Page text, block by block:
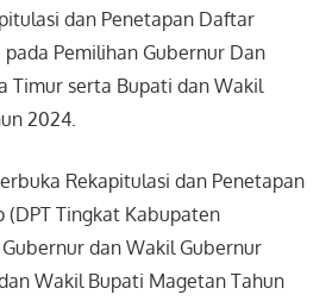
dan Penetapan Daftar
pada Pemilihan Gubernur Dan
Timur serta Bupati dan Wakil
2024.
Rekapitulasi dan Penetapan
Tingkat Kabupaten
dan Wakil Gubernur
Wakil Bupati Magetan Tahun